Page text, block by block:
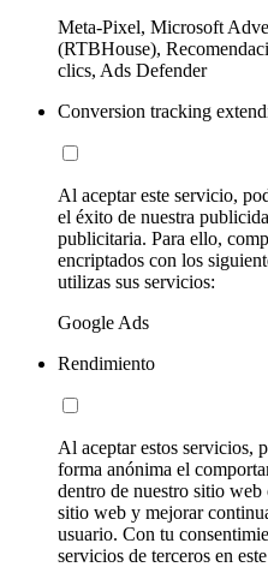
Meta-Pixel, Microsoft
(RTBHouse),
clics, Ads Defender
Conversion tracking
Al aceptar este servicio,
el éxito de nuestra
publicitaria. Para ello,
encriptados con los
utilizas sus servicios:
Google Ads
Rendimiento
Al aceptar estos servicios,
forma anónima el
dentro de nuestro sitio
sitio web y mejorar
usuario. Con tu
servicios de terceros en